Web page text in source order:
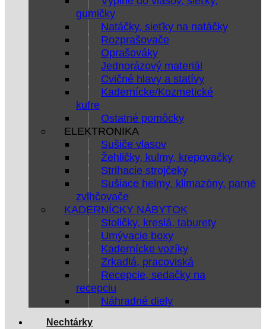
gumičky
Natáčky, sieťky na natáčky
Rozprašovače
Oprašováky
Jednorázový materiál
Cvičné hlavy a statívy
Kadernícke/Kozmetické
kufre
Ostatné pomôcky
ELEKTRONIKA
Sušiče vlasov
Žehličky, kulmy, krepovačky
Strihacie strojčeky
Sušiace helmy, klimazóny, parné
zvlhčovače
KADERNÍCKY NÁBYTOK
Stoličky, kreslá, taburety
Umývacie boxy
Kadernícke vozíky
Zrkadlá, pracoviská
Recepcie, sedačky na
recepciu
Náhradné diely
Nechtárky